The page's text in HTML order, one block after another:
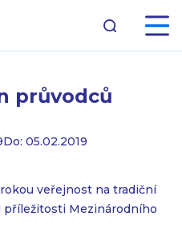
průvodců
Do: 05.02.2019
veřejnost na tradiční
Mezinárodního